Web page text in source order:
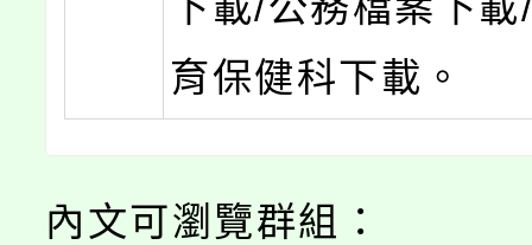
育保健科下載。
內文可瀏覽群組：